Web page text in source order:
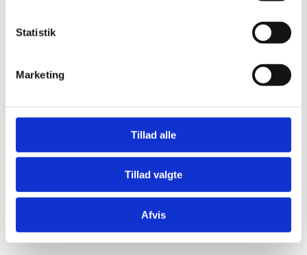
Statistik
Marketing
Tillad alle
Tillad valgte
Afvis
Krystaller